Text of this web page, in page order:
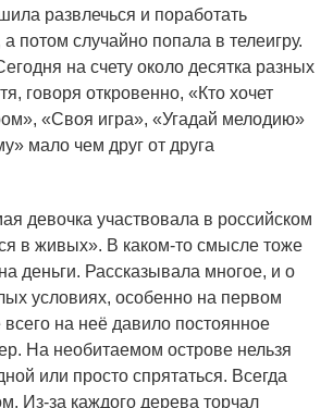
развлечься и поработать
потом случайно попала в телеигру.
на счету около десятка разных
говоря откровенно, «Кто хочет
«Своя игра», «Угадай мелодию»
мало чем друг от друга
девочка участвовала в российском
в живых». В каком-то смысле тоже
деньги. Рассказывала многое, и о
условиях, особенно на первом
на неё давило постоянное
На необитаемом острове нельзя
или просто спрятаться. Всегда
Из-за каждого дерева торчал